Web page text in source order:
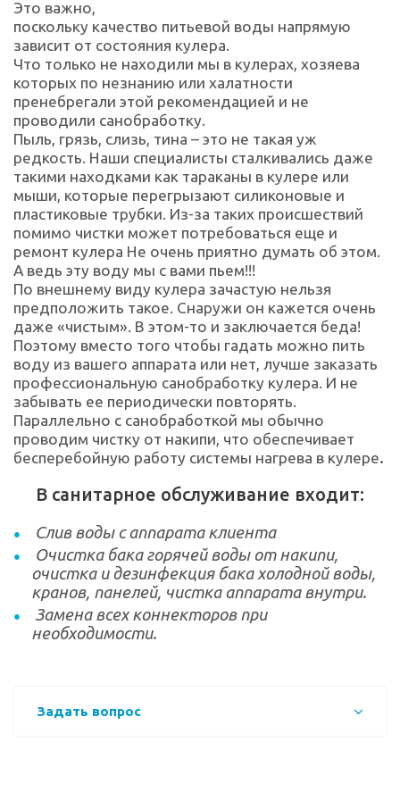
Это важно,
поскольку качество питьевой воды напрямую
зависит от состояния кулера.
Что только не находили мы в кулерах, хозяева
которых по незнанию или халатности
пренебрегали этой рекомендацией и не
проводили санобработку.
Пыль, грязь, слизь, тина – это не такая уж
редкость. Наши специалисты сталкивались даже
такими находками как тараканы в кулере или
мыши, которые перегрызают силиконовые и
пластиковые трубки. Из-за таких происшествий
помимо чистки может потребоваться еще и
ремонт кулера Не очень приятно думать об этом.
А ведь эту воду мы с вами пьем!!!
По внешнему виду кулера зачастую нельзя
предположить такое. Снаружи он кажется очень
даже «чистым». В этом-то и заключается беда!
Поэтому вместо того чтобы гадать можно пить
воду из вашего аппарата или нет, лучше заказать
профессиональную санобработку кулера. И не
забывать ее периодически повторять.
Параллельно с санобработкой мы обычно
проводим чистку от накипи, что обеспечивает
бесперебойную работу системы нагрева в кулере.
В санитарное обслуживание входит:
Слив воды с аппарата клиента
Очистка бака горячей воды от накипи,
очистка и дезинфекция бака холодной воды,
кранов, панелей, чистка аппарата внутри.
Замена всех коннекторов при
необходимости.
Задать вопрос